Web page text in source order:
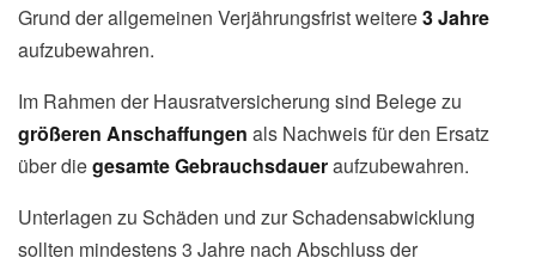
Grund der allgemeinen Verjährungsfrist weitere3 Jahre
aufzubewahren.
Im Rahmen der Hausratversicherung sind Belege zu
größeren Anschaffungen als Nachweis für den Ersatz
über diegesamte Gebrauchsdaueraufzubewahren.
Unterlagen zu Schäden und zur Schadensabwicklung
sollten mindestens 3 Jahre nach Abschluss der